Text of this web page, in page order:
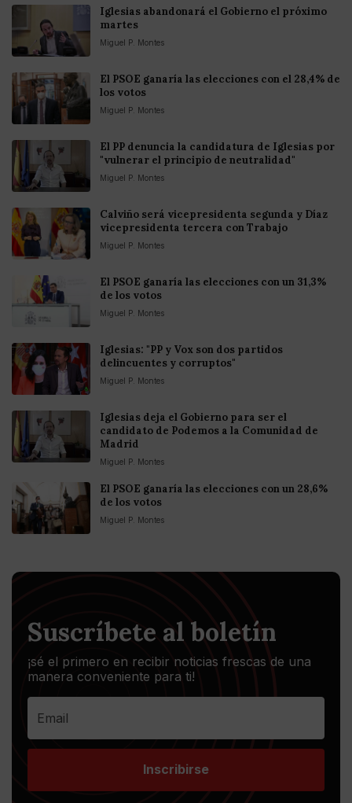
Iglesias abandonará el Gobierno el próximo
martes
Miguel P. Montes
El PSOE ganaría las elecciones con el 28,4% de
los votos
Miguel P. Montes
El PP denuncia la candidatura de Iglesias por
"vulnerar el principio de neutralidad"
Miguel P. Montes
Calviño será vicepresidenta segunda y Díaz
vicepresidenta tercera con Trabajo
Miguel P. Montes
El PSOE ganaría las elecciones con un 31,3%
de los votos
Miguel P. Montes
Iglesias: "PP y Vox son dos partidos
delincuentes y corruptos"
Miguel P. Montes
Iglesias deja el Gobierno para ser el
candidato de Podemos a la Comunidad de
Madrid
Miguel P. Montes
El PSOE ganaría las elecciones con un 28,6%
de los votos
Miguel P. Montes
Suscríbete al boletín
¡sé el primero en recibir noticias frescas de una
manera conveniente para ti!
Inscribirse